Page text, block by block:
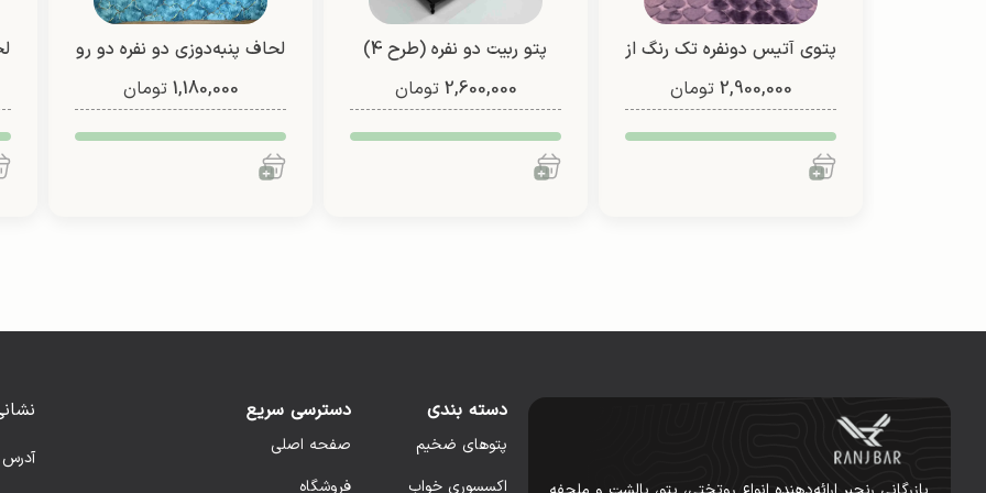
پتوی آتیس دونفره تک رنگ از
شادیلون (طرح1)
2,900,000 تومان
پتو ربیت دو نفره (طرح 4)
2,600,000 تومان
لحاف پنبه‌دوزی دو نفره دو رو
(طرح 8)
1,180,000 تومان
دسته بندی
پتوهای ضخیم
اکسسوری خواب
دسترسی سریع
صفحه اصلی
فروشگاه
آدرس